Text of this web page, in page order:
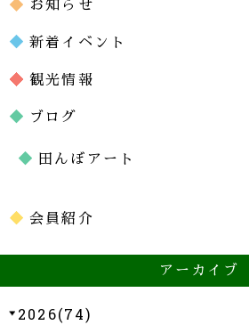
お知らせ
新着イベント
観光情報
ブログ
田んぼアート
会員紹介
アーカイブ
2026(74)